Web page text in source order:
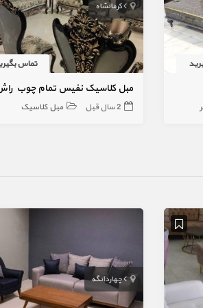
کرمانشاه
تماس
مبل کلاسیک نفیس تمام چوب
2 سال قبل مبل کلاسیک
چهاردانگه